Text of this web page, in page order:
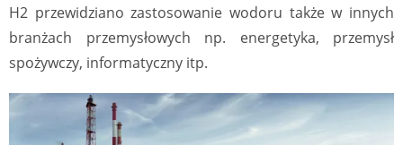
H2 przewidziano zastosowanie wodoru także w innych
branżach przemysłowych np. energetyka, przemysł
spożywczy, informatyczny itp.